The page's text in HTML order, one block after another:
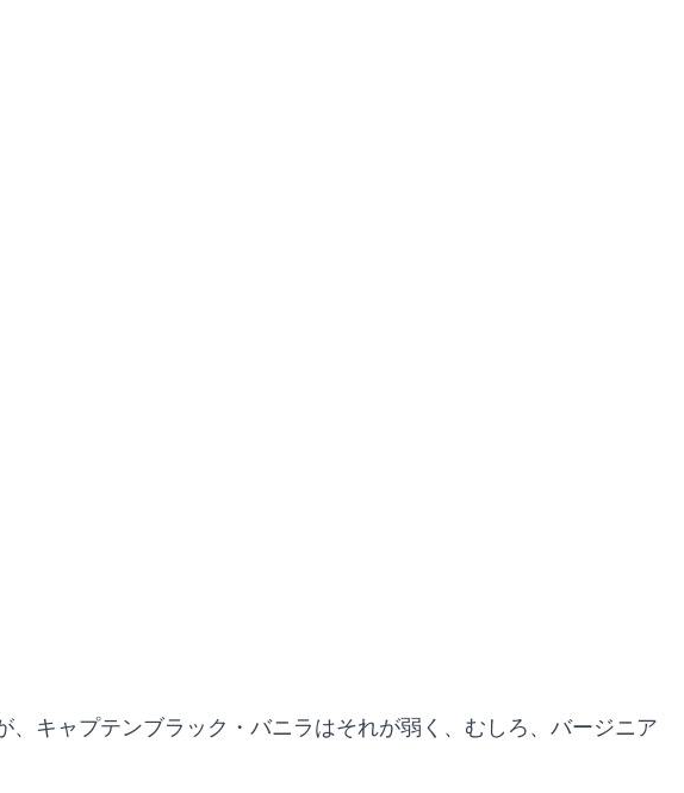
キャプテンブラック・バニラはそれが弱く、むしろ、バージニア